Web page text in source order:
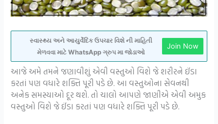
સ્વાસ્થ્ય અને આયુર્વેદિક ઉપચાર વિશે ની માહિતી
મેળવવા માટે WhatsApp ગ્રુપ મા જોડાઓ
Join Now
આજે અમે તમને જણાવીશું એવી વસ્તુઓ વિશે જે શરીરને ઈંડા
કરતાં પણ વધારે શક્તિ પૂરી પડે છે. આ વસ્તુઓના સેવનથી
અનેક સમસ્યાઓ દૂર થશે. તો ચાલો આપણે જાણીએ એવી અમુક
વસ્તુઓ વિશે જે ઈંડા કરતાં પણ વધારે શક્તિ પૂરી પડે છે.